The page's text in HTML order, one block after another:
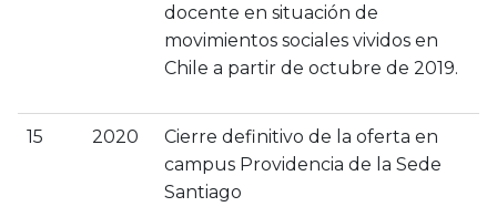
docente en situación de
movimientos sociales vividos en
Chile a partir de octubre de 2019.
15 2020
Cierre definitivo de la oferta en
campus Providencia de la Sede
Santiago